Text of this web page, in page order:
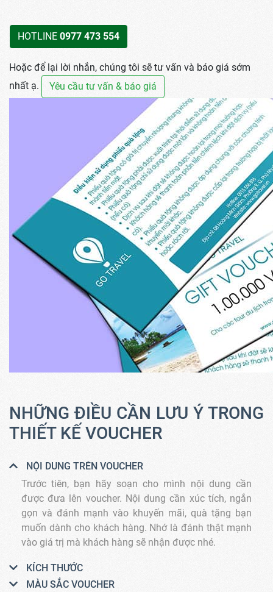
HOTLINE0977 473 554
Hoặc để lại lời nhắn, chúng tôi sẽ tư vấn và báo giá sớm
nhất ạ.
Yêu cầu tư vấn & báo giá
NHỮNG ĐIỀU CẦN LƯU Ý TRONG
THIẾT KẾ VOUCHER
NỘI DUNG TRÊN VOUCHER
Trước tiên, bạn hãy soạn cho mình nội dung cần
được đưa lên voucher. Nội dung cần xúc tích, ngắn
gọn và đánh mạnh vào khuyến mãi, quà tặng bạn
muốn dành cho khách hàng. Nhớ là đánh thật mạnh
vào giá trị mà khách hàng sẽ nhận được nhé.
KÍCH THƯỚC
MÀU SẮC VOUCHER